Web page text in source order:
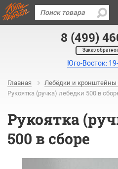
8 (499)
Заказ
Юго-Восток:
Главная
Лебёдки и кронштейны
Рукоятка (ручка) лебедки 500 в
Рукоятка
500 в сборе